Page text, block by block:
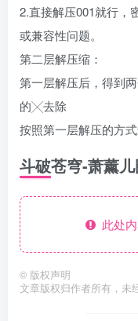
2.直接解压001就行，
或兼容性问题。
第二层解压缩：
第一层解压后，得到
的╳去除
按照第一层解压的方式
斗破苍穹-萧薰
此处内
© 版权声明
文章版权归作者所有，未